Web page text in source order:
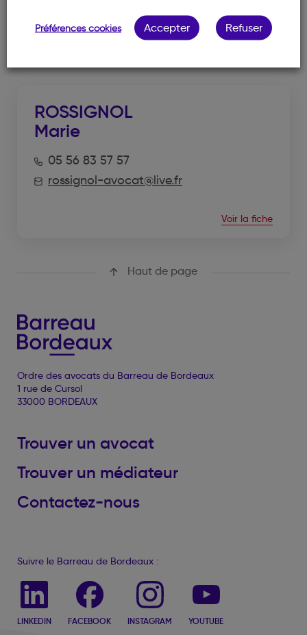
NOTRE MEMBRE
ROSSIGNOL
Marie
05 56 83 57 57
rossignol-avocat@live.fr
Voir la fiche
Haut de page
Ordre des avocats du Barreau de Bordeaux
1 rue de Cursol
33000 BORDEAUX
Trouver un avocat
Trouver un médiateur
Contactez-nous
Suivre le Barreau de Bordeaux :
LINKEDIN FACEBOOK INSTAGRAM YOUTUBE
Préférences cookies Accepter Refuser